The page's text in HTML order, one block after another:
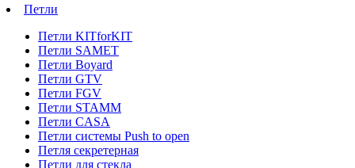
Петли
Петли KITforKIT
Петли SAMET
Петли Boyard
Петли GTV
Петли FGV
Петли STAMM
Петли CASA
Петли системы Push to open
Петля секретерная
Петли для стекла